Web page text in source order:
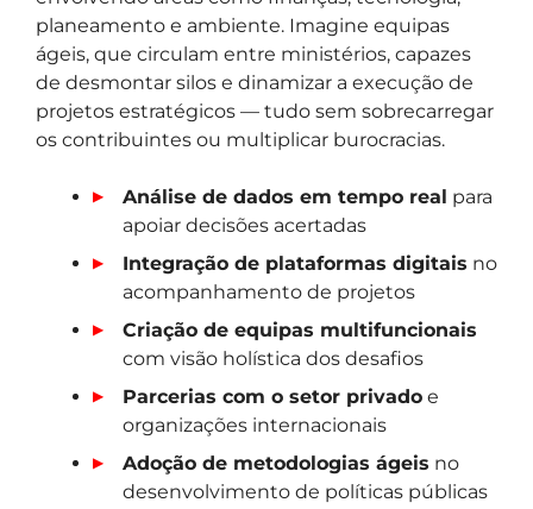
planeamento e ambiente. Imagine equipas
ágeis, que circulam entre ministérios, capazes
de desmontar silos e dinamizar a execução de
projetos estratégicos — tudo sem sobrecarregar
os contribuintes ou multiplicar burocracias.
Análise de dados em tempo real para
apoiar decisões acertadas
Integração de plataformas digitais no
acompanhamento de projetos
Criação de equipas multifuncionais
com visão holística dos desafios
Parcerias com o setor privado e
organizações internacionais
Adoção de metodologias ágeis no
desenvolvimento de políticas públicas